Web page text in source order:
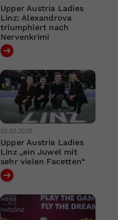
Upper Austria Ladies
Linz: Alexandrova
triumphiert nach
Nervenkrimi
02.02.2025
Upper Austria Ladies
Linz „ein Juwel mit
sehr vielen Facetten“